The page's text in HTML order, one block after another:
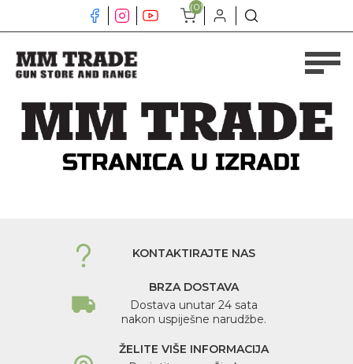
(0)
KONTAKTIRAJTE NAS
BRZA DOSTAVA
Dostava unutar 24 sata
nakon uspiješne narudžbe.
ŽELITE VIŠE INFORMACIJA